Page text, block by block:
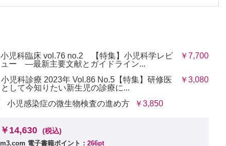
小児科臨床 vol.76 no.2 【特集】小児科学レビ
ュー —最新主要文献とガイドライン...
￥7,700
小児科診療 2023年 Vol.86 No.5【特集】研修医
として今知りたい新生児の診療に...
￥3,080
小児感染症の微生物検査の進め方 ￥3,850
￥14,630 (税込)
m3.com 電子書籍ポイント： 266pt